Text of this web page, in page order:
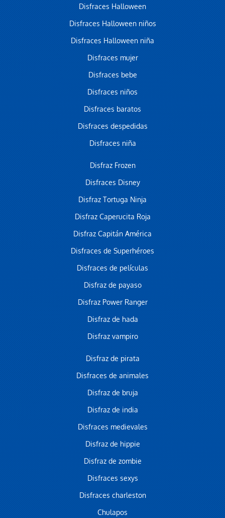
Disfraces Halloween
Disfraces Halloween niños
Disfraces Halloween niña
Disfraces mujer
Disfraces bebe
Disfraces niños
Disfraces baratos
Disfraces despedidas
Disfraces niña
Disfraz Frozen
Disfraces Disney
Disfraz Tortuga Ninja
Disfraz Caperucita Roja
Disfraz Capitán América
Disfraces de Superhéroes
Disfraces de películas
Disfraz de payaso
Disfraz Power Ranger
Disfraz de hada
Disfraz vampiro
Disfraz de pirata
Disfraces de animales
Disfraz de bruja
Disfraz de india
Disfraces medievales
Disfraz de hippie
Disfraz de zombie
Disfraces sexys
Disfraces charleston
Chulapos